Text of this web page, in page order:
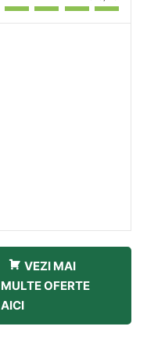
VEZI MAI
MULTE OFERTE
AICI